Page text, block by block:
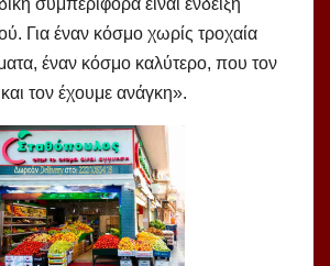
Για έναν κόσμο χωρίς τροχαία
έναν κόσμο καλύτερο, που τον
τον έχουμε ανάγκη».